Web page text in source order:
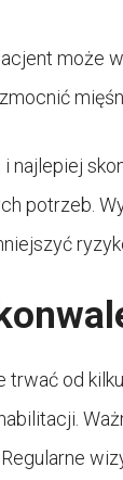
może
najlepiej
potrzeb.
od